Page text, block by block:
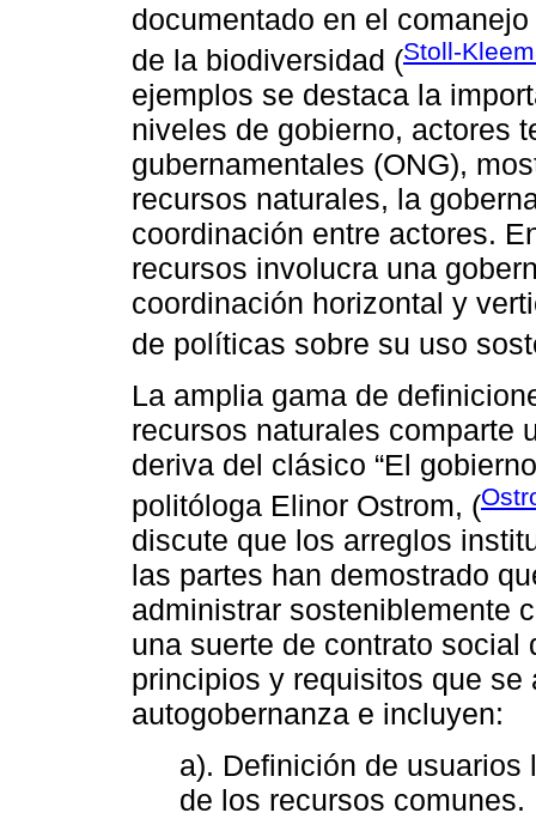
documentado en el
de la biodiversidad (Stoll-
ejemplos se destaca la
niveles de gobierno, actores
gubernamentales (ONG),
recursos naturales, la
coordinación entre actores.
recursos involucra una
coordinación horizontal y
de políticas sobre su uso
La amplia gama de
recursos naturales comparte
deriva del clásico “El
politóloga Elinor Ostrom, (
discute que los arreglos
las partes han demostrado
administrar sosteniblemente
una suerte de contrato social
principios y requisitos que
autogobernanza e incluyen:
a). Definición de
de los recursos comunes.